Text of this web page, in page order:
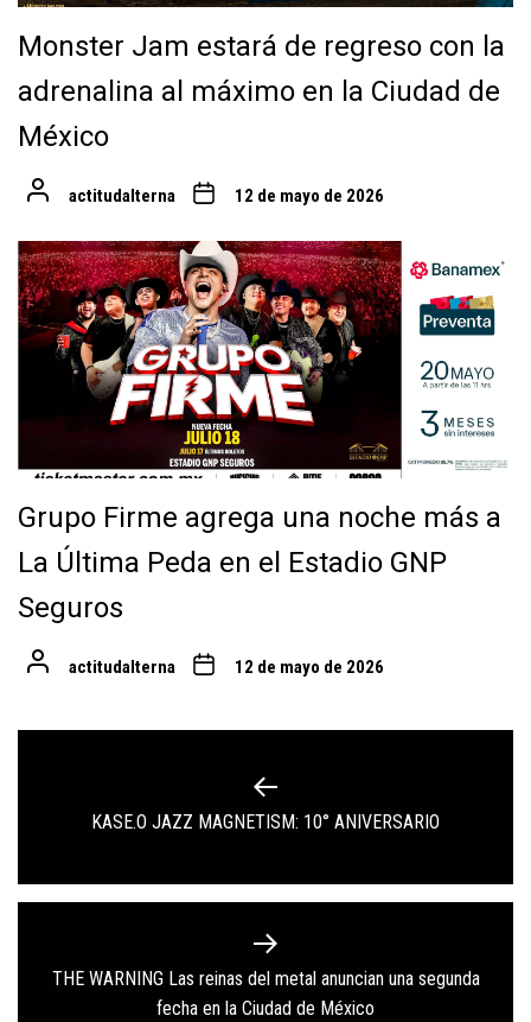
Monster Jam estará de regreso con la
adrenalina al máximo en la Ciudad de
México
actitudalterna 12 de mayo de 2026
Grupo Firme agrega una noche más a
La Última Peda en el Estadio GNP
Seguros
actitudalterna 12 de mayo de 2026
entradas
Previous
KASE.O JAZZ MAGNETISM: 10° ANIVERSARIO
Next
THE WARNING Las reinas del metal anuncian una segunda
fecha en la Ciudad de México